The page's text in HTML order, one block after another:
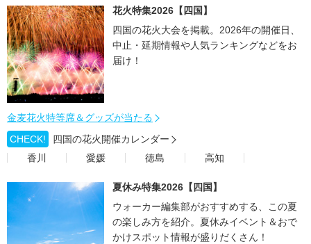
花火特集2026【四国】
四国の花火大会を掲載。2026年の開催日、
中止・延期情報や人気ランキングなどをお
届け！
金麦花火特等席＆グッズが当たる
CHECK!
四国の花火開催カレンダー
香川
愛媛 徳島 高知
夏休み特集2026【四国】
ウォーカー編集部がおすすめする、この夏
の楽しみ方を紹介。夏休みイベント＆おで
かけスポット情報が盛りだくさん！